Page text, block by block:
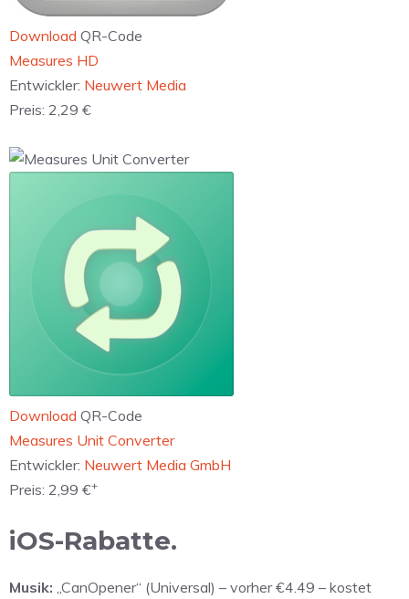
Download QR-Code
Measures HD
Entwickler: Neuwert Media
Preis: 2,29 €
Download QR-Code
‎Measures Unit Converter
Entwickler: Neuwert Media GmbH
Preis: 2,99 €+
iOS-Rabatte.
Musik: „CanOpener“ (Universal) – vorher €4.49 – kostet